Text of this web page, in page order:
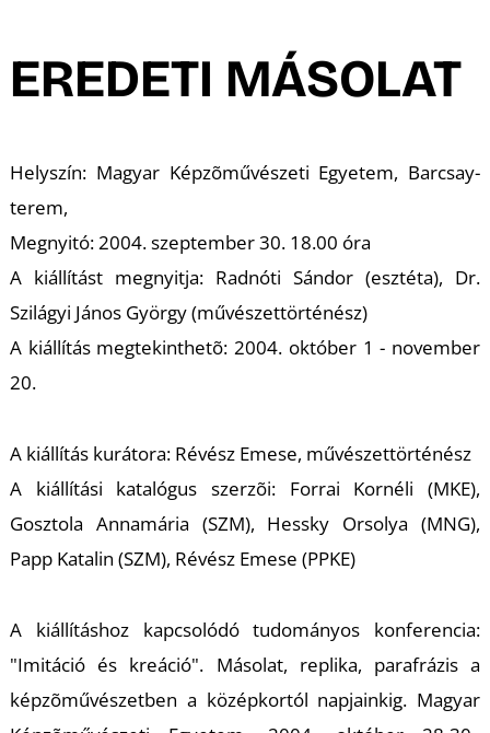
EREDETI MÁSOLAT
Helyszín:Magyar Képzõművészeti Egyetem, Barcsay-
terem,
Megnyitó: 2004. szeptember 30. 18.00 óra
A kiállítást megnyitja:Radnóti Sándor (esztéta), Dr.
Szilágyi János György (művészettörténész)
A kiállítás megtekinthetõ: 2004. október 1 - november
20.
A kiállítás kurátora:Révész Emese, művészettörténész
A kiállítási katalógus szerzõi: Forrai Kornéli (MKE),
Gosztola Annamária (SZM), Hessky Orsolya (MNG),
Papp Katalin (SZM), Révész Emese (PPKE)
A kiállításhoz kapcsolódó tudományos konferencia:
"Imitáció és kreáció". Másolat, replika, parafrázis a
képzõművészetben a középkortól napjainkig. Magyar